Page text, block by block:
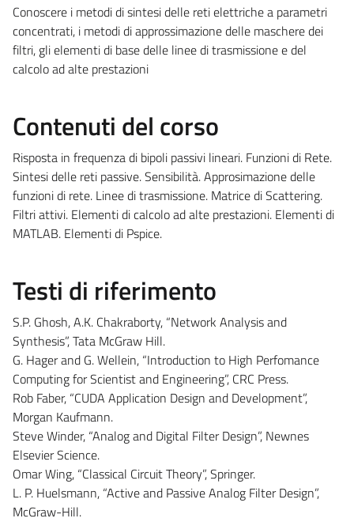
Conoscere i metodi di sintesi delle reti elettriche a parametri
concentrati, i metodi di approssimazione delle maschere dei
filtri, gli elementi di base delle linee di trasmissione e del
calcolo ad alte prestazioni
Contenuti del corso
Risposta in frequenza di bipoli passivi lineari. Funzioni di Rete.
Sintesi delle reti passive. Sensibilità. Approsimazione delle
funzioni di rete. Linee di trasmissione. Matrice di Scattering.
Filtri attivi. Elementi di calcolo ad alte prestazioni. Elementi di
MATLAB. Elementi di Pspice.
Testi di riferimento
S.P. Ghosh, A.K. Chakraborty, “Network Analysis and
Synthesis”, Tata McGraw Hill.
G. Hager and G. Wellein, “Introduction to High Perfomance
Computing for Scientist and Engineering”, CRC Press.
Rob Faber, “CUDA Application Design and Development”,
Morgan Kaufmann.
Steve Winder, “Analog and Digital Filter Design”, Newnes
Elsevier Science.
Omar Wing, “Classical Circuit Theory”, Springer.
L. P. Huelsmann, “Active and Passive Analog Filter Design”,
McGraw-Hill.